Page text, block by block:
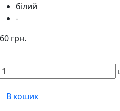
білий
-
60 грн.
В кошик